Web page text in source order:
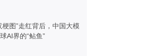
梗图”走红背后，中国大模
AI界的“鲇鱼”